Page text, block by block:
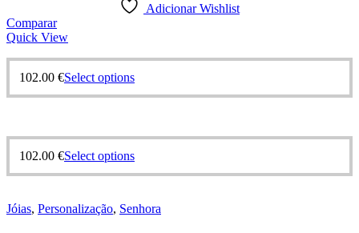
Adicionar Wishlist
Comparar
Quick View
102.00 €Select optionsThis
variants.
options
may
chosen
102.00 €Select optionsThis
variants.
Jóias, Personalização, Senhora